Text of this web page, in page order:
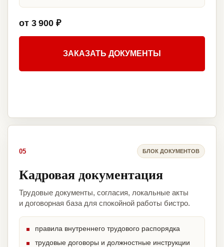
от 3 900 ₽
ЗАКАЗАТЬ ДОКУМЕНТЫ
05 БЛОК ДОКУМЕНТОВ
Кадровая документация
Трудовые документы, согласия, локальные акты
и договорная база для спокойной работы бистро.
правила внутреннего трудового распорядка
трудовые договоры и должностные инструкции